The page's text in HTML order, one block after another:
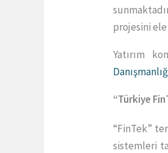
projesini ele
Yatırım
“Türkiye
“FinTek”
sistemleri